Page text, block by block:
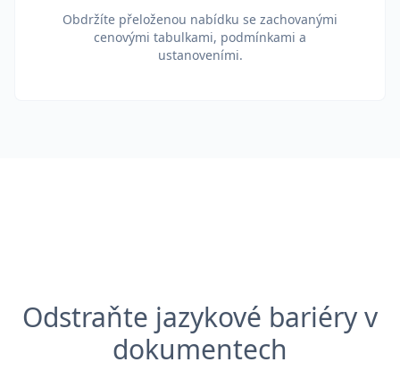
Obdržíte přeloženou nabídku se zachovanými
cenovými tabulkami, podmínkami a
ustanoveními.
Odstraňte jazykové bariéry v
dokumentech